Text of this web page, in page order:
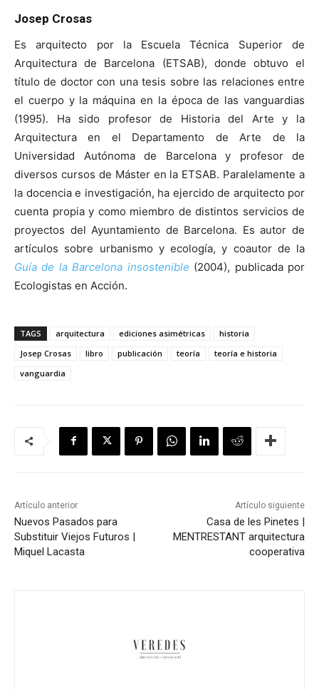
Josep Crosas
Es arquitecto por la Escuela Técnica Superior de
Arquitectura de Barcelona (ETSAB), donde obtuvo el
título de doctor con una tesis sobre las relaciones entre
el cuerpo y la máquina en la época de las vanguardias
(1995). Ha sido profesor de Historia del Arte y la
Arquitectura en el Departamento de Arte de la
Universidad Autónoma de Barcelona y profesor de
diversos cursos de Máster en la ETSAB. Paralelamente a
la docencia e investigación, ha ejercido de arquitecto por
cuenta propia y como miembro de distintos servicios de
proyectos del Ayuntamiento de Barcelona. Es autor de
artículos sobre urbanismo y ecología, y coautor de la
Guía de la Barcelona insostenible (2004), publicada por
Ecologistas en Acción.
TAGS arquitectura ediciones asimétricas
historia
Josep Crosas
libro publicación teoría
teoría e historia
vanguardia
Artículo anterior
Nuevos Pasados para
Substituir Viejos Futuros |
Miquel Lacasta
Artículo siguiente
Casa de les Pinetes |
MENTRESTANT arquitectura
cooperativa